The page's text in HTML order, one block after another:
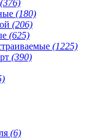
(376)
(180)
(206)
(625)
(1225)
(390)
(6)